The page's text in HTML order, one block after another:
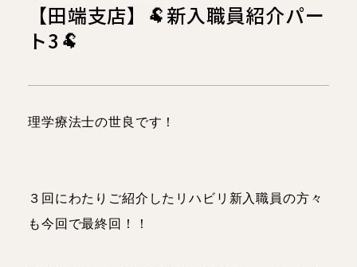
学び・成長
対談インタビュー
理学療法士
【田端支店】🐏新入職員紹介パー
ト3🐏
理学療法士の世良です！
３回にわたりご紹介したリハビリ新入職員の方々
も今回で最終回！！